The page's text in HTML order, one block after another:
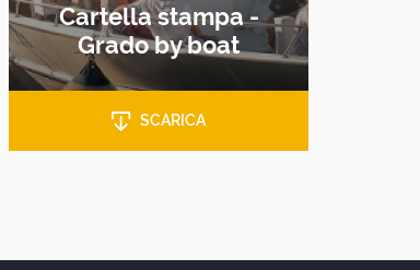
Cartella stampa -
Grado by boat
SCARICA